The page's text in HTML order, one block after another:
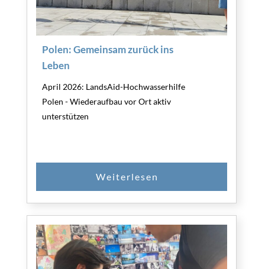
Polen: Gemeinsam zurück ins
Leben
April 2026: LandsAid-Hochwasserhilfe
Polen - Wiederaufbau vor Ort aktiv
unterstützen